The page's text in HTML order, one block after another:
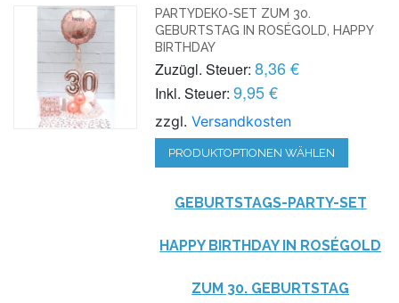
PARTYDEKO-SET ZUM 30.
GEBURTSTAG IN ROSÉGOLD, HAPPY
BIRTHDAY
Zuzügl. Steuer: 8,36 €
Inkl. Steuer: 9,95 €
zzgl.Versandkosten
PRODUKTOPTIONEN WÄHLEN
GEBURTSTAGS-PARTY-SET
HAPPY BIRTHDAY IN ROSÉGOLD
ZUM 30. GEBURTSTAG